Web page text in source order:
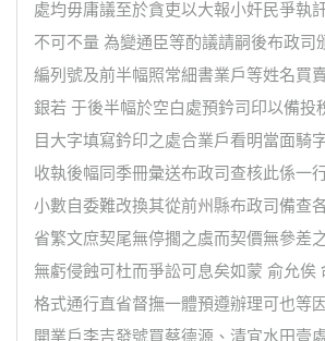
處均毋庸議至於貪吏以大報小奸民爭執
不可不量 為變通臣等酌議請嗣後布政司
編列號及前半幅照常細書業戶等姓名買
銀若 于後半幅於空白處預鈐司印以備投
目大字填寫鈐印之處合業戶看明當面騎
收執後幅同季冊彙送布政司查核此係一
小數自委難改換其從前州縣布政司備查
省繁文庶契尾無停擱之虞而契價無參差
無虧侵蝕可杜而爭訟可息矣如蒙 俞允俟
格式通行直省督撫一體預遵辦理可也等
開業戶李吉發號買蔡德源、清宜水田壹